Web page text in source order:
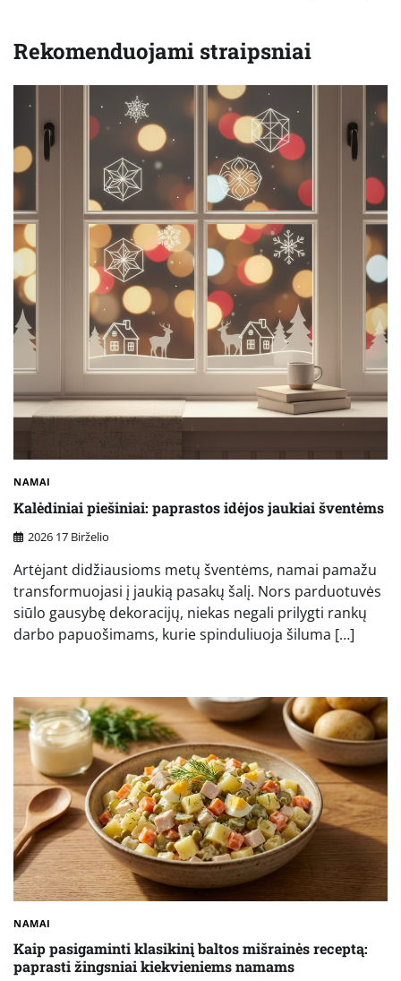
Rekomenduojami straipsniai
NAMAI
Kalėdiniai piešiniai: paprastos idėjos jaukiai šventėms
2026 17 Birželio
Artėjant didžiausioms metų šventėms, namai pamažu
transformuojasi į jaukią pasakų šalį. Nors parduotuvės
siūlo gausybę dekoracijų, niekas negali prilygti rankų
darbo papuošimams, kurie spinduliuoja šiluma […]
NAMAI
Kaip pasigaminti klasikinį baltos mišrainės receptą:
paprasti žingsniai kiekvieniems namams